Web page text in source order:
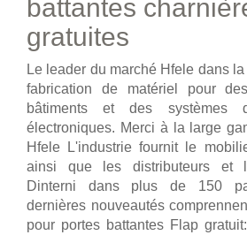
battantes
gratuites
Le leader du marché Hfele dans
fabrication de matériel pour
bâtiments et des systèmes
électroniques. Merci à la large
Hfele L'industrie fournit le
ainsi que les distributeurs et
Dinterni dans plus de 150
dernières nouveautés
pour portes battantes Flap